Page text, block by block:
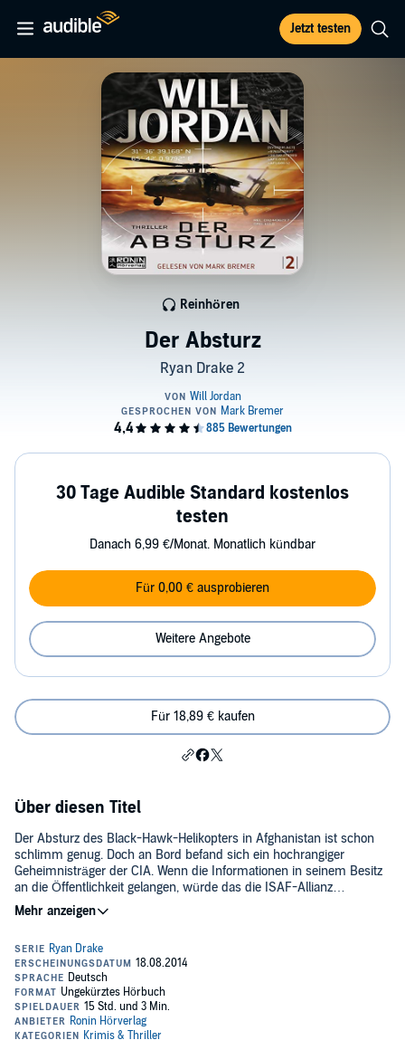
Jetzt testen
Der Absturz
Ryan Drake 2
Reinhören
30 Tage Audible Standard kostenlos
testen
Danach 6,99 €/Monat. Monatlich kündbar
Für 0,00 € ausprobieren
Weitere Angebote
Für 18,89 € kaufen
Über diesen Titel
Der Absturz des Black-Hawk-Helikopters in Afghanistan ist schon
schlimm genug. Doch an Bord befand sich ein hochrangiger
Geheimnisträger der CIA. Wenn die Informationen in seinem Besitz
an die Öffentlichkeit gelangen, würde das die ISAF-Allianz
zerschlagen und Afghanistan dem Chaos preisgeben. Ryan Drake
wird angeheuert, den Mann aufzuspüren und die Informationen
ehemalige CIA-Agentin Maras auf, die mit Drakes Schützling noch
eine eigene Rechnung offen hat...©2014 Blanvalet. Übersetzung von
Wolfgang Thon (P)2014 Ronin Hörverlag